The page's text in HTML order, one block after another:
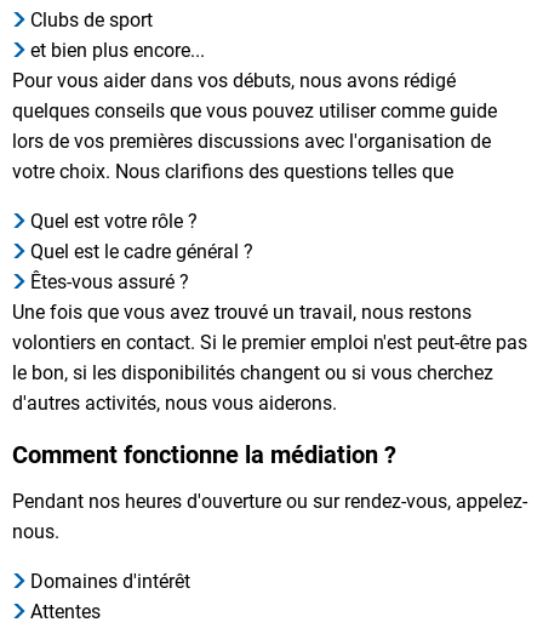
Clubs de sport
et bien plus encore...
Pour vous aider dans vos débuts, nous avons rédigé
quelques conseils que vous pouvez utiliser comme guide
lors de vos premières discussions avec l'organisation de
votre choix. Nous clarifions des questions telles que
Quel est votre rôle ?
Quel est le cadre général ?
Êtes-vous assuré ?
Une fois que vous avez trouvé un travail, nous restons
volontiers en contact. Si le premier emploi n'est peut-être pas
le bon, si les disponibilités changent ou si vous cherchez
d'autres activités, nous vous aiderons.
Comment fonctionne la médiation ?
Pendant nos heures d'ouverture ou sur rendez-vous, appelez-
nous.
Domaines d'intérêt
Attentes